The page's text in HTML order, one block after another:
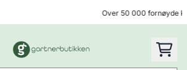
Over 50 000 fornøyde